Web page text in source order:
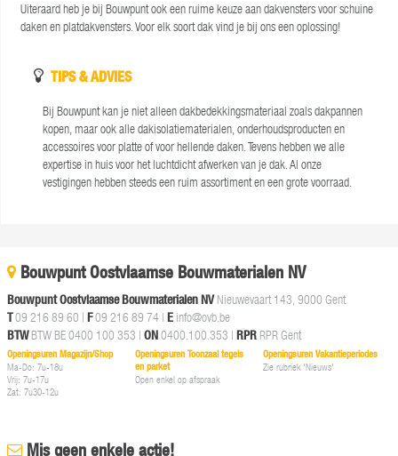
Uiteraard heb je bij Bouwpunt ook een ruime keuze aan dakvensters voor schuine
daken en platdakvensters. Voor elk soort dak vind je bij ons een oplossing!
TIPS & ADVIES
Bij Bouwpunt kan je niet alleen dakbedekkingsmateriaal zoals dakpannen
kopen, maar ook alle dakisolatiematerialen, onderhoudsproducten en
accessoires voor platte of voor hellende daken. Tevens hebben we alle
expertise in huis voor het luchtdicht afwerken van je dak. Al onze
vestigingen hebben steeds een ruim assortiment en een grote voorraad.
Bouwpunt Oostvlaamse Bouwmaterialen NV
Bouwpunt Oostvlaamse Bouwmaterialen NVNieuwevaart 143, 9000 Gent
T09 216 89 60 | F09 216 89 74 | E info@ovb.be
BTWBTW BE 0400 100 353 | ON0400.100.353 | RPR RPR Gent
Openingsuren Magazijn/Shop
Ma-Do: 7u-18u
Vrij: 7u-17u
Zat: 7u30-12u
Openingsuren Toonzaal tegels
en parket
Open enkel op afspraak
Openingsuren Vakantieperiodes
Zie rubriek 'Nieuws'
Mis geen enkele actie!